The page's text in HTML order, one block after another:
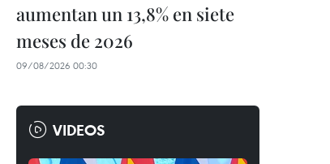
aumentan un 13,8% en siete
meses de 2026
09/08/2026 00:30
VIDEOS